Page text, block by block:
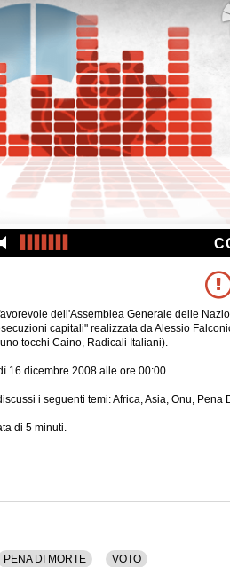
dell'Assemblea Generale delle
capitali" realizzata da Alessio
tocchi Caino, Radicali Italiani).
16 dicembre 2008 alle ore 00:00.
i seguenti temi: Africa, Asia, Onu, Pena
di 5 minuti.
PENA DI MORTE VOTO